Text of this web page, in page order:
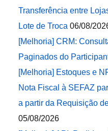
Transferência entre
Lote de Troca 06/08/
[Melhoria] CRM:
Paginados do
[Melhoria] Estoques e
Nota Fiscal à SEFAZ
a partir da Requisição
05/08/2026